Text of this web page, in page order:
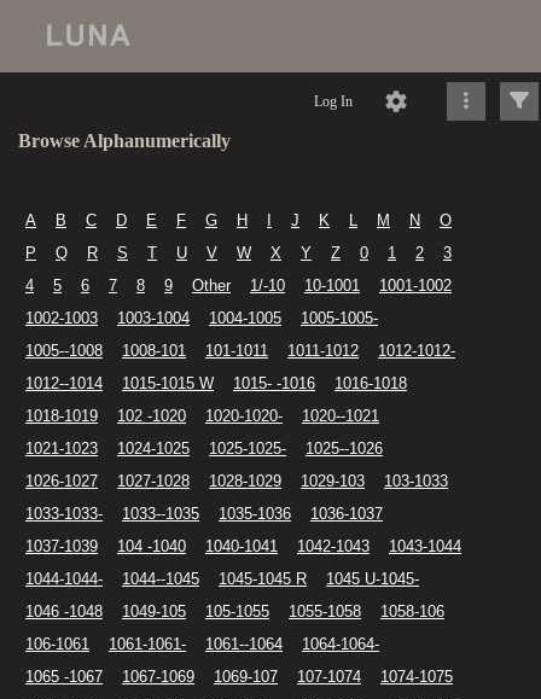
Log In
Browse Alphanumerically
A B C D E F G H J K L M N
O
P
Q R S T U V W X Y Z 0 1 2
3
4
5 6 7 8 9 Other 1/-10 10-1001
1001-1002
1002-1003
1003-1004 1004-1005
1005-1005-
1005--1008
1008-101 101-1011 1011-1012
1012-1012-
1012--1014
1015-1015 W 1015- -1016
1016-1018
1018-1019
102 -1020 1020-1020-
1020--1021
1021-1023
1024-1025 1025-1025-
1025--1026
1026-1027
1027-1028 1028-1029 1029-103
103-1033
1033-1033-
1033--1035 1035-1036
1036-1037
1037-1039
104 -1040 1040-1041 1042-1043
1043-1044
1044-1044-
1044--1045 1045-1045 R
1045 U-1045-
1046 -1048
1049-105 105-1055 1055-1058
1058-106
106-1061
1061-1061- 1061--1064
1064-1064-
1065 -1067
1067-1069 1069-107 107-1074
1074-1075